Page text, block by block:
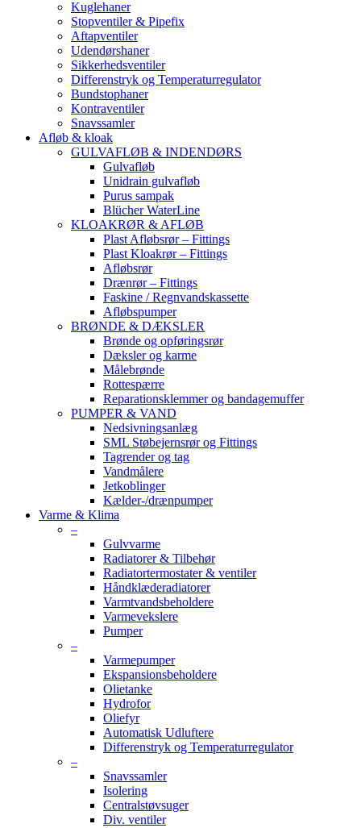
Kuglehaner
Stopventiler & Pipefix
Aftapventiler
Udendørshaner
Sikkerhedsventiler
Differenstryk og Temperaturregulator
Bundstophaner
Kontraventiler
Snavssamler
Afløb & kloak
GULVAFLØB & INDENDØRS
Gulvafløb
Unidrain gulvafløb
Purus sampak
Blücher WaterLine
KLOAKRØR & AFLØB
Plast Afløbsrør – Fittings
Plast Kloakrør – Fittings
Afløbsrør
Drænrør – Fittings
Faskine / Regnvandskassette
Afløbspumper
BRØNDE & DÆKSLER
Brønde og opføringsrør
Dæksler og karme
Målebrønde
Rottespærre
Reparationsklemmer og bandagemuffer
PUMPER & VAND
Nedsivningsanlæg
SML Støbejernsrør og Fittings
Tagrender og tag
Vandmålere
Jetkoblinger
Kælder-/drænpumper
Varme & Klima
–
Gulvvarme
Radiatorer & Tilbehør
Radiatortermostater & ventiler
Håndklæderadiatorer
Varmtvandsbeholdere
Varmevekslere
Pumper
–
Varmepumper
Ekspansionsbeholdere
Olietanke
Hydrofor
Oliefyr
Automatisk Udluftere
Differenstryk og Temperaturregulator
–
Snavssamler
Isolering
Centralstøvsuger
Div. ventiler